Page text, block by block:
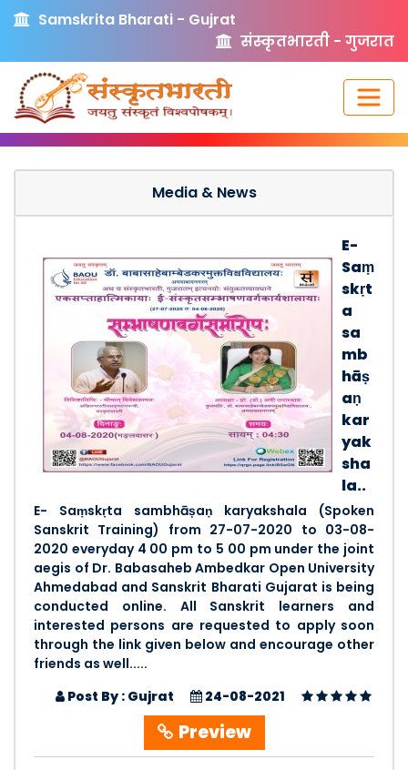
Samskrita Bharati - Gujrat
संस्कृतभारती - गुजरात
Media & News
E-
Saṃ
skṛt
a
sa
mb
hāṣ
aṇ
kar
yak
sha
la..
E- Saṃskṛta sambhāṣaṇ karyakshala (Spoken
Sanskrit Training) from 27-07-2020 to 03-08-
2020 everyday 4 00 pm to 5 00 pm under the joint
aegis of Dr. Babasaheb Ambedkar Open University
Ahmedabad and Sanskrit Bharati Gujarat is being
conducted online. All Sanskrit learners and
interested persons are requested to apply soon
through the link given below and encourage other
friends as well.....
Post By : Gujrat
24-08-2021
Preview